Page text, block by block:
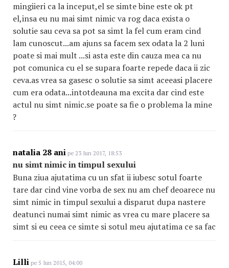
mingiieri ca la inceput,el se simte bine este ok pt
el,insa eu nu mai simt nimic va rog daca exista o
solutie sau ceva sa pot sa simt la fel cum eram cind
lam cunoscut...am ajuns sa facem sex odata la 2 luni
poate si mai mult ...si asta este din cauza mea ca nu
pot comunica cu el se supara foarte repede daca ii zic
ceva.as vrea sa gasesc o solutie sa simt aceeasi placere
cum era odata...intotdeauna ma excita dar cind este
actul nu simt nimic.se poate sa fie o problema la mine
?
natalia 28 ani pe 23 Iun 2017, 18:53
nu simt nimic in timpul sexului
Buna ziua ajutatima cu un sfat ii iubesc sotul foarte
tare dar cind vine vorba de sex nu am chef deoarece nu
simt nimic in timpul sexului a disparut dupa nastere
deatunci numai simt nimic as vrea cu mare placere sa
simt si eu ceea ce simte si sotul meu ajutatima ce sa fac
Lilli pe 5 Iun 2015, 04:00